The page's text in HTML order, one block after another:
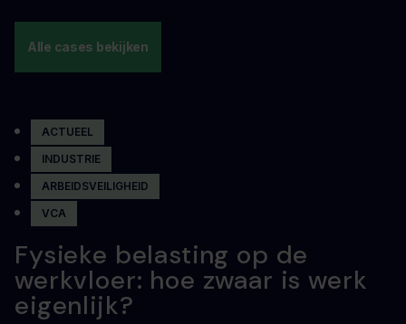
Alle cases bekijken
ACTUEEL
INDUSTRIE
ARBEIDSVEILIGHEID
VCA
Fysieke belasting op de
werkvloer: hoe zwaar is werk
eigenlijk?